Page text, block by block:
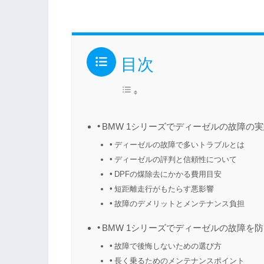
目次
BMW 1シリーズでディーゼルの故障の
ディーゼルの故障で多いトラブルとは
ディーゼルの評判と信頼性について
DPFの煤除去にかかる費用目安
短距離走行がもたらす悪影響
故障のデメリットとメンテナンス負担
BMW 1シリーズでディーゼルの故障を
故障で後悔しないための選び方
長く乗るためのメンテナンスポイント